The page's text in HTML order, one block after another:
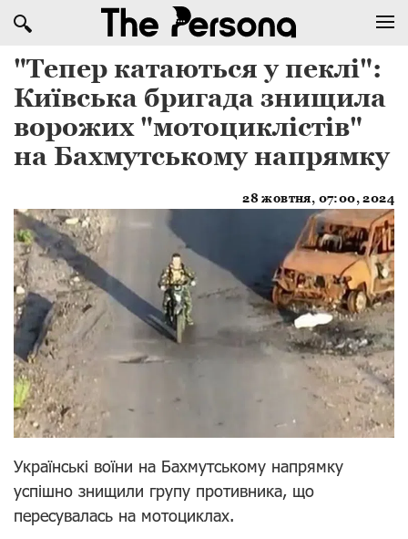
"Тепер катаються у пеклі":
Київська бригада знищила
ворожих "мотоциклістів"
на Бахмутському напрямку
28 жовтня, 07:00, 2024
Українські воїни на Бахмутському напрямку
успішно знищили групу противника, що
пересувалась на мотоциклах.